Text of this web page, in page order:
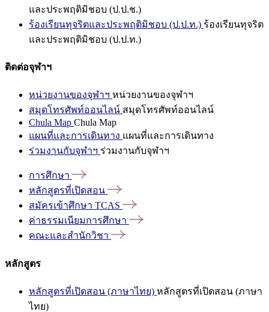
และประพฤติมิชอบ (ป.ป.ช.)
ร้องเรียนทุจริตและประพฤติมิชอบ (ป.ป.ท.) ร้องเรียนทุจริต
และประพฤติมิชอบ (ป.ป.ท.)
ติดต่อจุฬาฯ
หน่วยงานของจุฬาฯ หน่วยงานของจุฬาฯ
สมุดโทรศัพท์ออนไลน์ สมุดโทรศัพท์ออนไลน์
Chula Map Chula Map
แผนที่และการเดินทาง แผนที่และการเดินทาง
ร่วมงานกับจุฬาฯ ร่วมงานกับจุฬาฯ
การศึกษา
หลักสูตรที่เปิดสอน
สมัครเข้าศึกษา TCAS
ค่าธรรมเนียมการศึกษา
คณะและสำนักวิชา
หลักสูตร
หลักสูตรที่เปิดสอน (ภาษาไทย) หลักสูตรที่เปิดสอน (ภาษา
ไทย)